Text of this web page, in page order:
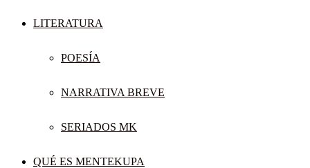
LITERATURA
POESÍA
NARRATIVA BREVE
SERIADOS MK
QUÉ ES MENTEKUPA